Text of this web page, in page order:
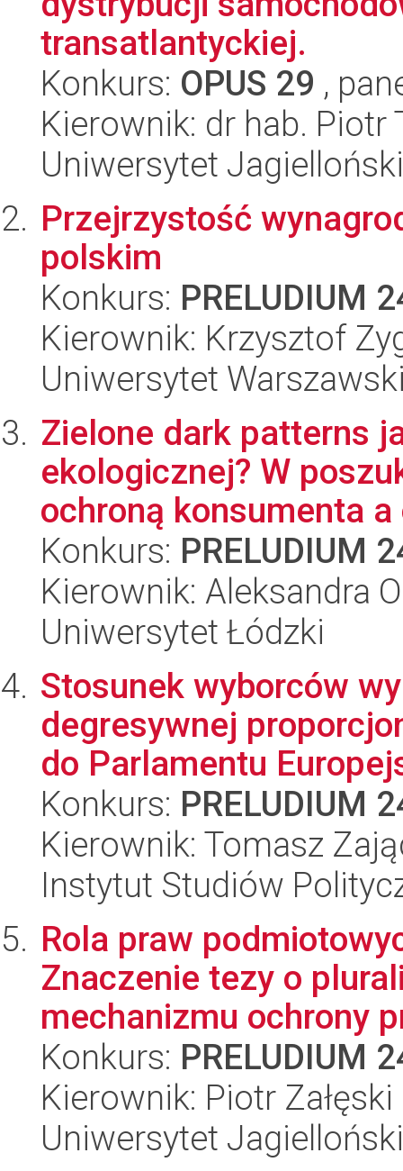
transatlantyckiej.
Konkurs: OPUS 29 ,
Kierownik: dr hab. Piotr
Uniwersytet Jagielloński
Przejrzystość
polskim
Konkurs: PRELUDIUM
Kierownik: Krzysztof
Uniwersytet
Zielone dark patterns
ekologicznej? W
ochroną konsumenta a
Konkurs: PRELUDIUM
Kierownik: Aleksandra
Uniwersytet Łódzki
Stosunek wyborców
degresywnej
do Parlamentu
Konkurs: PRELUDIUM
Kierownik: Tomasz
Instytut Studiów
Rola praw
Znaczenie tezy o
mechanizmu ochrony
Konkurs: PRELUDIUM
Kierownik: Piotr Załęski
Uniwersytet Jagielloński